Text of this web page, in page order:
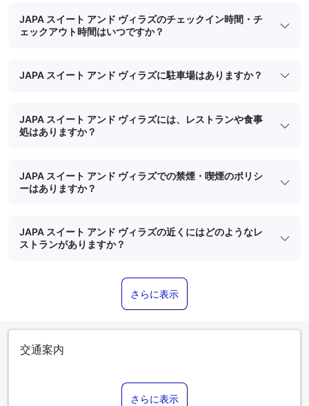
JAPA スイート アンド ヴィラズのチェックイン時間・チ
ェックアウト時間はいつですか？
JAPA スイート アンド ヴィラズに駐車場はありますか？
JAPA スイート アンド ヴィラズには、レストランや食事
処はありますか？
JAPA スイート アンド ヴィラズでの禁煙・喫煙のポリシ
ーはありますか？
JAPA スイート アンド ヴィラズの近くにはどのようなレ
ストランがありますか？
さらに表示
交通案内
さらに表示